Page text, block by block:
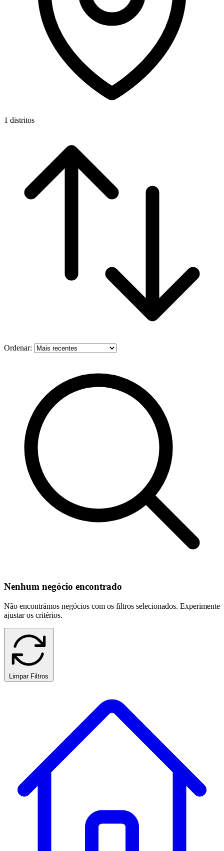
1 distritos
Ordenar:
Nenhum negócio encontrado
Não encontrámos negócios com os filtros selecionados. Experimente
ajustar os critérios.
Limpar Filtros